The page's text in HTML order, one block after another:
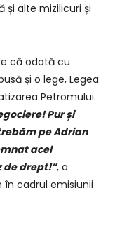
și alte mizilicuri și
că odată cu
și o lege, Legea
Petromului.
Pur și
pe Adrian
acel
de drept!”, a
în cadrul emisiunii